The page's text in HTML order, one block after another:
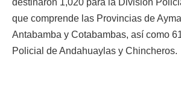
destinaron 1,020 para la División
que comprende las Provincias de
Antabamba y Cotabambas, así como
Policial de Andahuaylas y Chincheros.